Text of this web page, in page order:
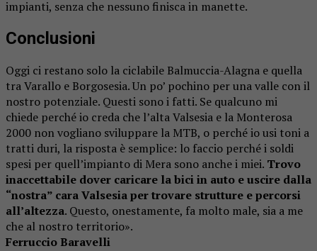
impianti, senza che nessuno finisca in manette.
Conclusioni
Oggi ci restano solo la ciclabile Balmuccia-Alagna e quella
tra Varallo e Borgosesia. Un po’ pochino per una valle con il
nostro potenziale. Questi sono i fatti. Se qualcuno mi
chiede perché io creda che l’alta Valsesia e la Monterosa
2000 non vogliano sviluppare la MTB, o perché io usi toni a
tratti duri, la risposta è semplice: lo faccio perché i soldi
spesi per quell’impianto di Mera sono anche i miei. Trovo
inaccettabile dover caricare la bici in auto e uscire dalla
“nostra” cara Valsesia per trovare strutture e percorsi
all’altezza. Questo, onestamente, fa molto male, sia a me
che al nostro territorio».
Ferruccio Baravelli